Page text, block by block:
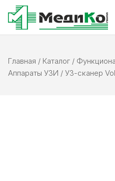
Главная / Каталог /
Аппараты УЗИ / УЗ-сканер